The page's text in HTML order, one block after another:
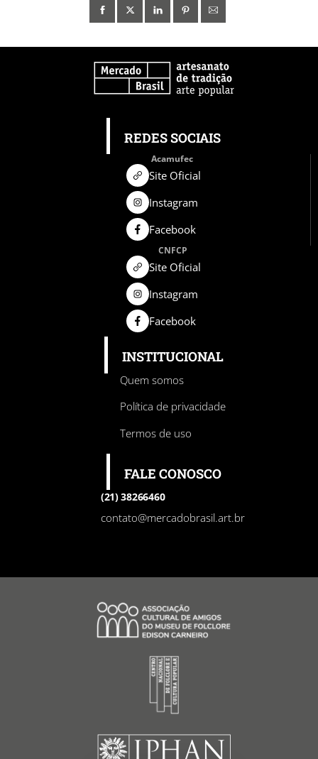
REDES SOCIAIS
Acamufec
Site Oficial
Instagram
Facebook
CNFCP
Site Oficial
Instagram
Facebook
INSTITUCIONAL
Quem somos
Política de privacidade
Termos de uso
FALE CONOSCO
(21) 38266460
contato@mercadobrasil.art.br